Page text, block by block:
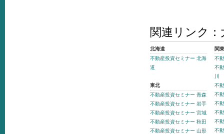
関連リンク
北海道
不動産投資セミナー 北海
道
東北
不動産投資セミナー 青森
不動産投資セミナー 岩手
不動産投資セミナー 宮城
不動産投資セミナー 秋田
不動産投資セミナー 山形
関東
不
不
川
不
不
不
不
不
不